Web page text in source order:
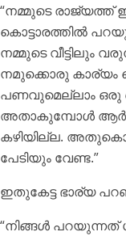
“നമ്മുടെ
കൊട്ടാരത്തിൽ
നമ്മുടെ വീട്ടിലും
നമുക്കൊരു കാര്യം
പണവുമെല്ലാം ഒരു
അതാകുമ്പോൾ
കഴിയില്ല.
പേടിയും വേണ്ട.”
ഇതുകേട്ട ഭാര്യ
“നിങ്ങൾ പറയുന്നത്